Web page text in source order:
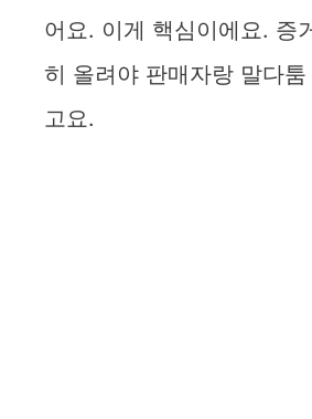
어요. 이게 핵심이에요. 증
히 올려야 판매자랑 말다
고요.